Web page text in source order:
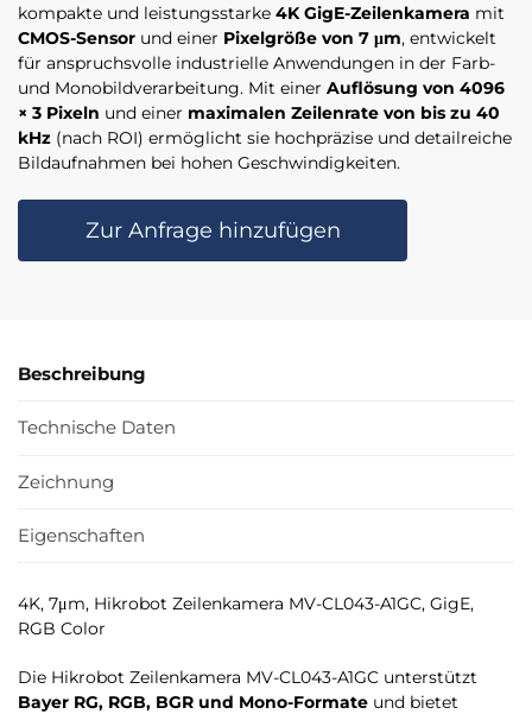
kompakte und leistungsstarke 4K GigE-Zeilenkamera mit
CMOS-Sensor und einer Pixelgröße von 7 μm, entwickelt
für anspruchsvolle industrielle Anwendungen in der Farb-
und Monobildverarbeitung. Mit einer Auflösung von 4096
× 3 Pixeln und einer maximalen Zeilenrate von bis zu 40
kHz (nach ROI) ermöglicht sie hochpräzise und detailreiche
Bildaufnahmen bei hohen Geschwindigkeiten.
Zur Anfrage hinzufügen
Beschreibung
Technische Daten
Zeichnung
Eigenschaften
4K, 7μm, Hikrobot Zeilenkamera MV-CL043-A1GC, GigE,
RGB Color
Die Hikrobot Zeilenkamera MV-CL043-A1GC unterstützt
Bayer RG, RGB, BGR und Mono-Formate und bietet